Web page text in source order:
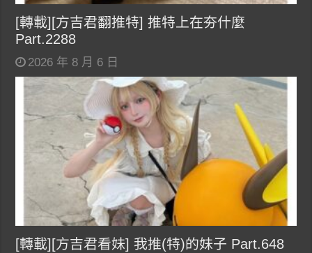
[轉載][方吉君翻推特] 推特上在夯什麼
Part.2288
2026 年 8 月 6 日
[轉載][方吉君看妹] 我推(特)的妹子 Part.648